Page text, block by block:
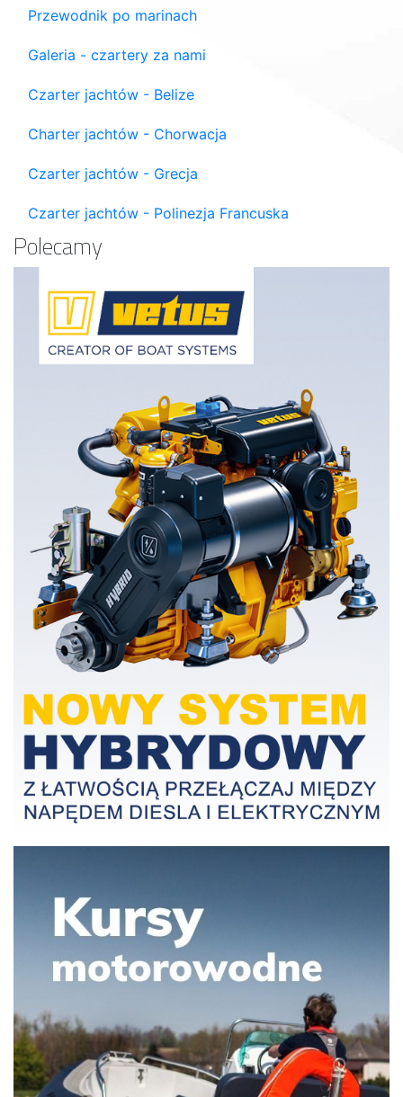
Przewodnik po marinach
Galeria - czartery za nami
Czarter jachtów - Belize
Charter jachtów - Chorwacja
Czarter jachtów - Grecja
Czarter jachtów - Polinezja Francuska
Polecamy